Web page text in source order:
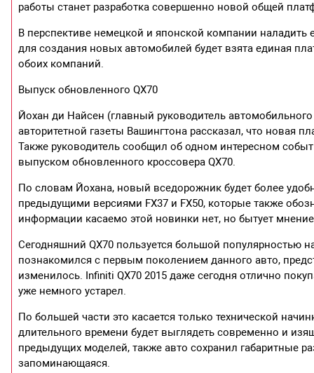
работы станет разработка совершенно новой общей
В перспективе немецкой и японской компании наладить
для создания новых автомобилей будет взята единая
обоих компаний.
Выпуск обновленного QX70
Йохан ди Найсен (главный руководитель
авторитетной газеты Вашингтона рассказал, что новая
Также руководитель сообщил об одном интересном
выпуском обновленного кроссовера QX70.
По словам Йохана, новый вседорожник будет более
предыдущими версиями FX37 и FX50, которые также
информации касаемо этой новинки нет, но бытует
Сегодняшний QX70 пользуется большой популярностью
познакомился с первым поколением данного авто,
изменилось. Infiniti QX70 2015 даже сегодня отлично
уже немного устарел.
По большей части это касается только технической
длительного времени будет выглядеть современно и
предыдущих моделей, также авто сохранил габаритные
запоминающаяся.